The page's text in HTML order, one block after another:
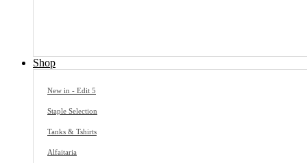
Shop
New in - Edit 5
Staple Selection
Tanks & Tshirts
Alfaitaria